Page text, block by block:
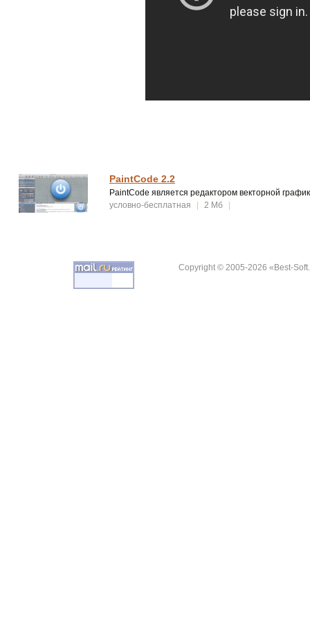
PaintCode 2.2
PaintCode является редактором векторной
условно-бесплатная
| 2 Мб |
Copyright © 2005-2026 «Best-